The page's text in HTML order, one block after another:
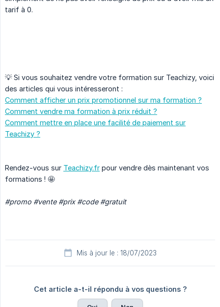
tarif à 0.
💡 Si vous souhaitez vendre votre formation sur Teachizy, voici
des articles qui vous intéresseront :
Comment afficher un prix promotionnel sur ma formation ?
Comment vendre ma formation à prix réduit ?
Comment mettre en place une facilité de paiement sur
Teachizy ?
Rendez-vous sur Teachizy.fr pour vendre dès maintenant vos
formations ! 🤩
#promo #vente #prix #code #gratuit
Mis à jour le : 18/07/2023
Cet article a-t-il répondu à vos questions ?